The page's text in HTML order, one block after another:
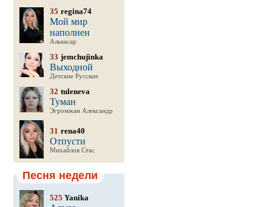
35 regina74
Мой мир
наполнен
Алькасар
33 jemchujinka
Выходной
Детские Русские
32 tuleneva
Туман
Эгромжан Александр
31 rena40
Отпусти
Михайлов Стас
Песня недели
525 Yanika